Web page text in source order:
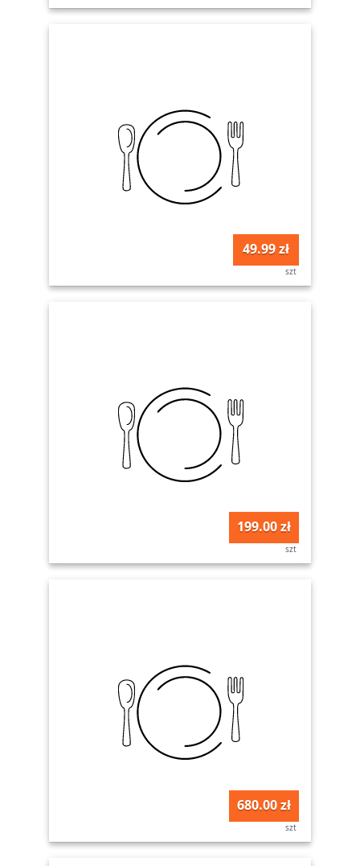
49.99 zł
szt
199.00 zł
szt
680.00 zł
szt